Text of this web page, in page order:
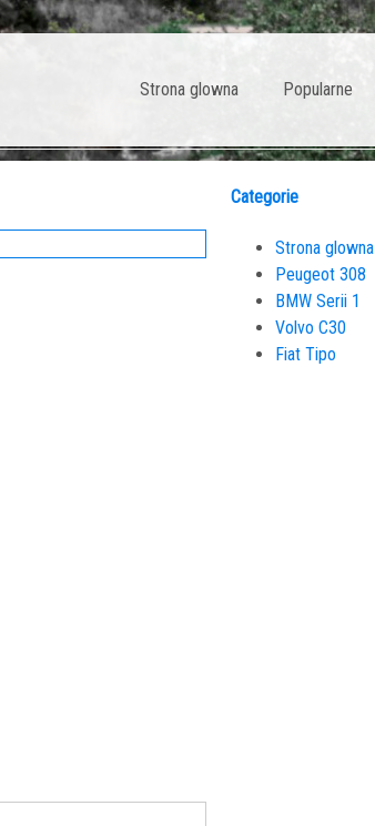
Strona glowna Popularne
Categorie
Strona glowna
Peugeot 308
BMW Serii 1
Volvo C30
Fiat Tipo